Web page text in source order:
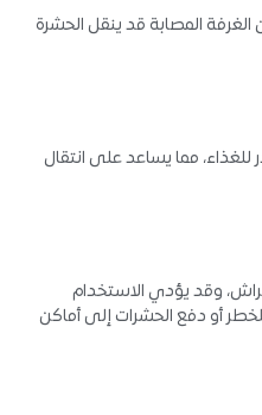
الغرفة المصابة قد ينقل الحشرة
مما يساعد على انتقال
وقد يؤدي الاستخدام
أو دفع الحشرات إلى أماكن